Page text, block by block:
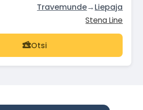
Travemunde→Liepaja
Stena Line
Otsi